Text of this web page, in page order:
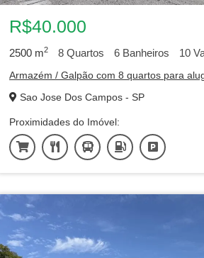
R$40.000
2500 m2 8 Quartos 6 Banheiros 10
Armazém / Galpão com 8 quartos para
Sao Jose Dos Campos - SP
Proximidades do Imóvel: